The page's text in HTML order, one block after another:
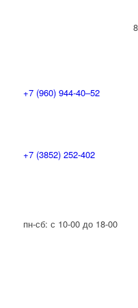
+7 (960) 944-40‒52
+7 (3852) 252-402
пн-сб: с 10-00 до 18-00